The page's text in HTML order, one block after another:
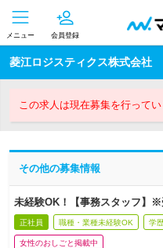
メニュー 会員登録
菱江ロジスティクス株式会社
この求人は現在募集を行ってい
その他の募集情報
未経験OK！【事務スタッフ】
正社員 職種・業種未経験OK 学
女性のおしごと掲載中